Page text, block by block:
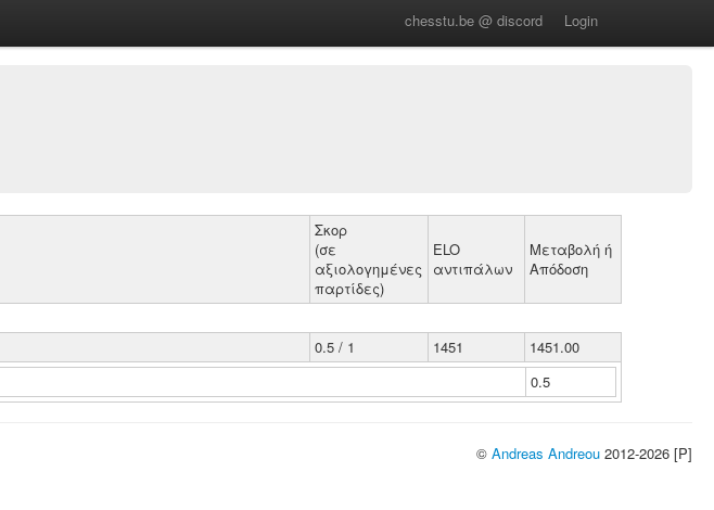
chesstu.be @ discord Login
Σκορ
(σε
αξιολογημένες
παρτίδες)
ELO
αντιπάλων
Μεταβολή ή
Απόδοση
0.5 / 1 1451
1451.00
0.5
© Andreas Andreou 2012-2026 [P]